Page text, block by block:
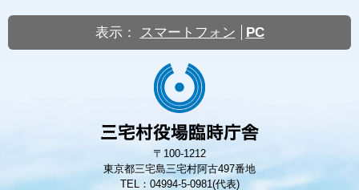
表示： スマートフォン PC
〒100-1212
東京都三宅島三宅村阿古497番地
TEL：04994-5-0981(代表)